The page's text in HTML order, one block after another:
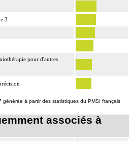
3
pour d'autres
générée à partir des statistiques du PMSI français
associés à